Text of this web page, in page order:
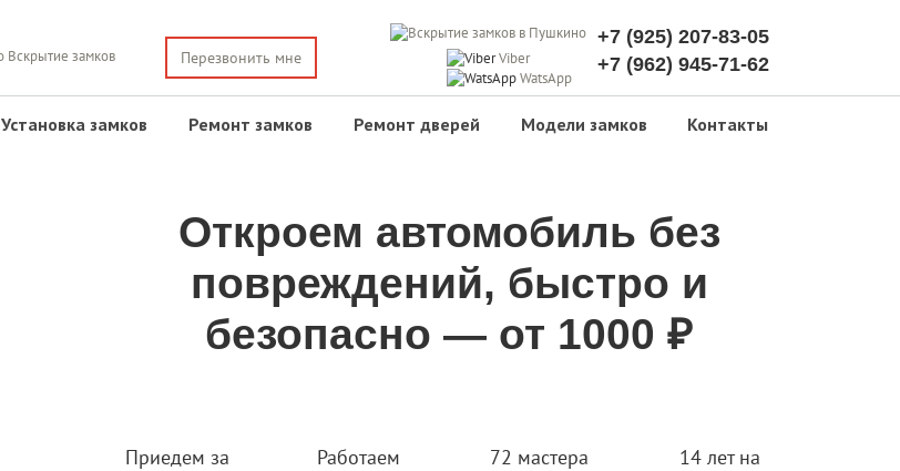
Перезвонить мне
+7 (925) 207-83-05
+7 (962) 945-71-62
Viber
WatsApp
Установка замков Ремонт замков Ремонт дверей Модели замков Контакты
Откроем автомобиль без
повреждений, быстро и
безопасно — от 1000 ₽
Приедем за
Работаем
72 мастера
14 лет на